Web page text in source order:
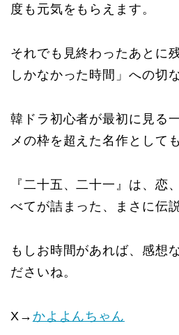
度も元気をもらえます。
それでも見終わったあとに
しかなかった時間」への切
韓ドラ初心者が最初に見る
メの枠を超えた名作として
『二十五、二十一』は、恋
べてが詰まった、まさに伝
もしお時間があれば、感想
ださいね。
X→ かよよんちゃん